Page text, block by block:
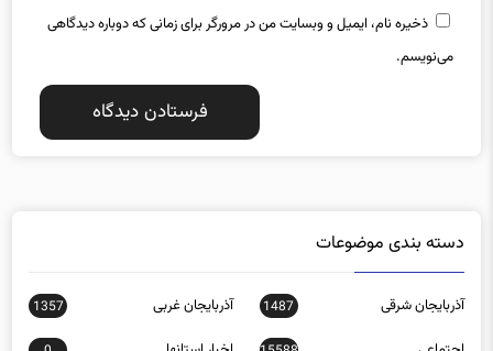
ذخیره نام، ایمیل و وبسایت من در مرورگر برای زمانی که دوباره دیدگاهی
دسته بندی موضوعات
آذربایجان شرقی 1487 آذربایجان غربی 1357